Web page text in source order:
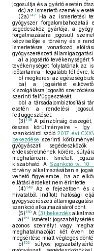
jogosultja és a gyártó esetén
dc) az ismertető személy
(2a) 147
Ha az ismertetési
gyógyszer
segédeszköz gyártója, a
forgalmazására jogosult
képviselője e törvény és a
ismertetésre vonatkozó
gyógyszerészeti
a) a jogsértő tevékenységért
tevékenységet folytatónak az
időtartamra – legalább fél évre,
b) megkeresi az
ba) a jogsértést elkövető,
kiszolgálásra jogosító
szerinti felfüggesztését,
bb) a társadalombiztosítási
esetén a rendelési
felfüggesztését.
(3) 148 A pénzbírság
összes körülményeire – így
szankcióiról szóló 2017. évi
bekezdése szerinti
gyógyászati
érdeksérelmének körére,
meghatározni. Ismételt
kiszabható. A Szankció tv.
törvény alkalmazásában a
vehető figyelembe, ha az
ellátási érdeket nem érintette.
(4) 149
Az e fejezetben és
hivatalból indított hatósági
gyógyszerészeti államigazgatási
szankció alkalmazásáról dönt.
(5) 150 A (3) bekezdés
a) 151 ismételt
azonos személyt vagy
meghatalmazóját két éven
megsértése miatt végleges
b) 152
súlyos